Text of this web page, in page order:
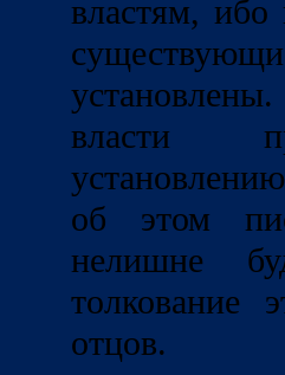
властям, ибо
власти
об этом
нелишне
толкование
отцов.